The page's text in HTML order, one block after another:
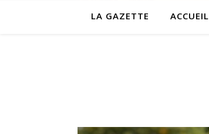
LA GAZETTE ACCUEIL